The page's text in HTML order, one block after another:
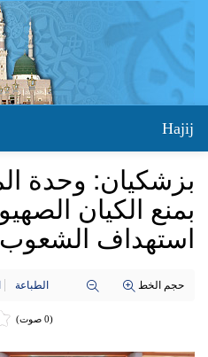
Hajij
بزشكيان: وحدة
بمنع الكيان
استهداف الشعوب
حجم الخط الطباعة
(0 صوت)